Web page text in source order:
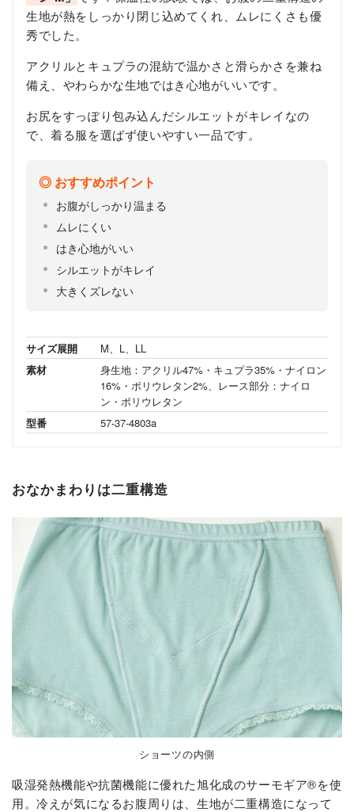
生地が熱をしっかり閉じ込めてくれ、ムレにくさも優
秀でした。
アクリルとキュプラの混紡で温かさと滑らかさを兼ね
備え、やわらかな生地ではき心地がいいです。
お尻をすっぽり包み込んだシルエットがキレイなの
で、着る服を選ばず使いやすい一品です。
おすすめポイント
お腹がしっかり温まる
ムレにくい
はき心地がいい
シルエットがキレイ
大きくズレない
サイズ展開
M、L、LL
素材
身生地：アクリル47%・キュプラ35%・ナイロン
16%・ポリウレタン2%、レース部分：ナイロ
ン・ポリウレタン
型番
57-37-4803a
おなかまわりは二重構造
ショーツの内側
吸湿発熱機能や抗菌機能に優れた旭化成のサーモギア®︎を使
用。冷えが気になるお腹周りは、生地が二重構造になって